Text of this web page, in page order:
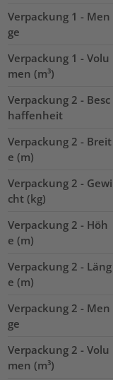
Verpackung 1 - Men
ge
Verpackung 1 - Volu
men (m³)
Verpackung 2 - Besc
haffenheit
Verpackung 2 - Breit
e (m)
Verpackung 2 - Gewi
cht (kg)
Verpackung 2 - Höh
e (m)
Verpackung 2 - Läng
e (m)
Verpackung 2 - Men
ge
Verpackung 2 - Volu
men (m³)